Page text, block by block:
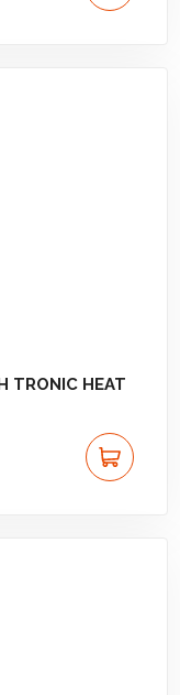
HEAT